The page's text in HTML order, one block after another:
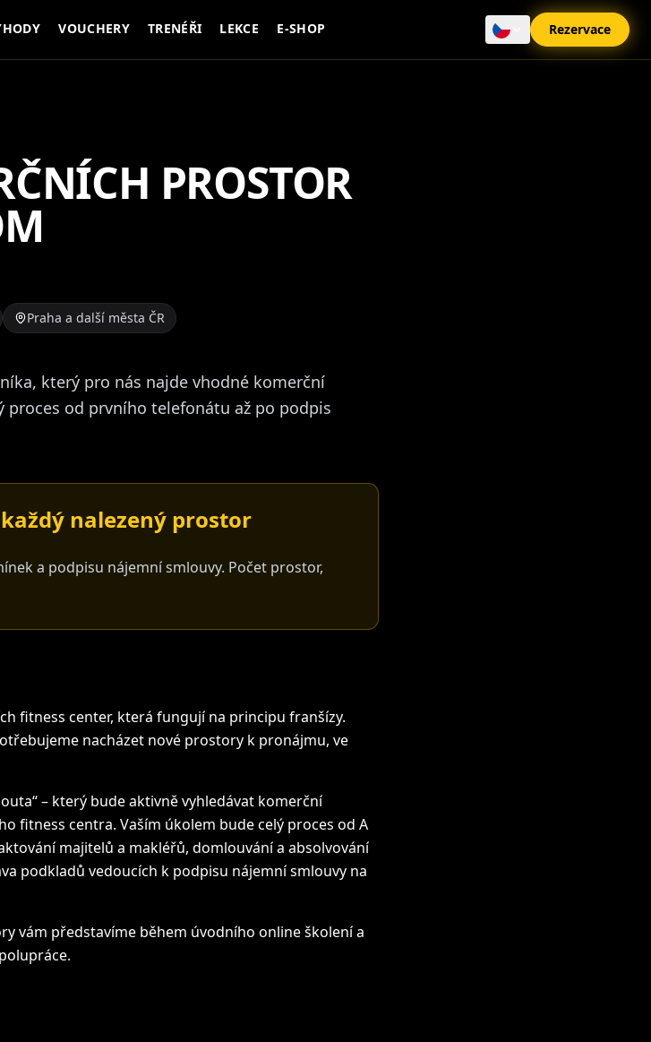
VOUCHERY TRENÉŘI LEKCE E-SHOP Rezervace
PROSTOR
Praha a další města ČR
který pro nás najde vhodné komerční
od prvního telefonátu až po podpis
nalezený prostor
a podpisu nájemní smlouvy. Počet prostor,
fitness center, která fungují na principu franšízy.
nacházet nové prostory k pronájmu, ve
– který bude aktivně vyhledávat komerční
fitness centra. Vaším úkolem bude celý proces od A
majitelů a makléřů, domlouvání a absolvování
podkladů vedoucích k podpisu nájemní smlouvy na
vám představíme během úvodního online školení a